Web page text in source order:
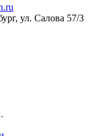
ул. Салова 57/3